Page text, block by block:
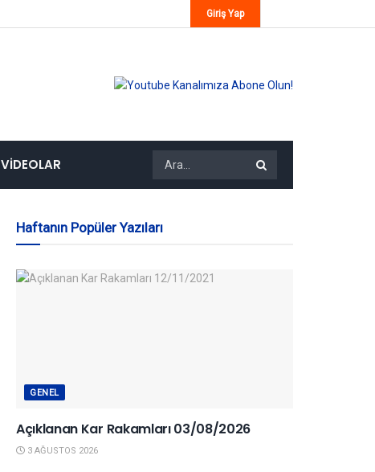
Giriş Yap
VIDEOLAR
Haftanın Popüler Yazıları
GENEL
Açıklanan Kar Rakamları 03/08/2026
3 AĞUSTOS 2026